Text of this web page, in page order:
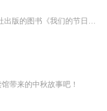
带来的中秋故事吧！